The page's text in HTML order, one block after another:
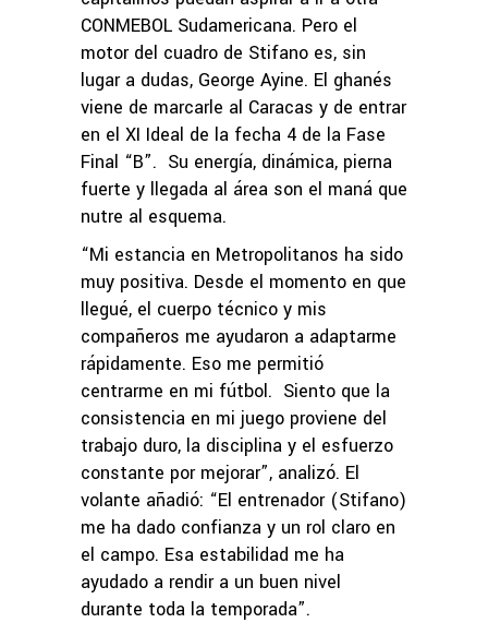
CONMEBOL Sudamericana. Pero el
motor del cuadro de Stifano es, sin
lugar a dudas, George Ayine. El ghanés
viene de marcarle al Caracas y de entrar
en el XI Ideal de la fecha 4 de la Fase
Final “B”. Su energía, dinámica, pierna
fuerte y llegada al área son el maná que
nutre al esquema.
“Mi estancia en Metropolitanos ha sido
muy positiva. Desde el momento en que
llegué, el cuerpo técnico y mis
compañeros me ayudaron a adaptarme
rápidamente. Eso me permitió
centrarme en mi fútbol. Siento que la
consistencia en mi juego proviene del
trabajo duro, la disciplina y el esfuerzo
constante por mejorar”, analizó. El
volante añadió: “El entrenador (Stifano)
me ha dado confianza y un rol claro en
el campo. Esa estabilidad me ha
ayudado a rendir a un buen nivel
durante toda la temporada”.